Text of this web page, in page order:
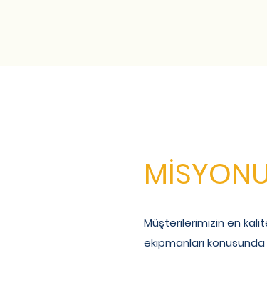
Müşterilerimizin en
ekipmanları